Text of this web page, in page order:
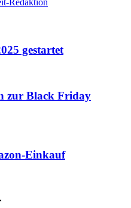
Redaktion
gestartet
zur Black Friday
Einkauf